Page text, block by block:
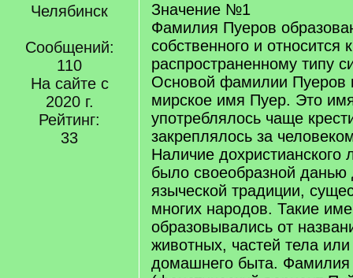
Челябинск
Сообщений:
110
На сайте с
2020 г.
Рейтинг:
33
Значение №1
Фамилия Пуеров
собственного и относится к
распространенному типу
Основой фамилии Пуеров
мирское имя Пуер. Это
употреблялось чаще
закреплялось за
Наличие дохристианского
было своеобразной данью
языческой традиции,
многих народов. Такие
образовывались от
животных, частей тела
домашнего быта. Фамилия